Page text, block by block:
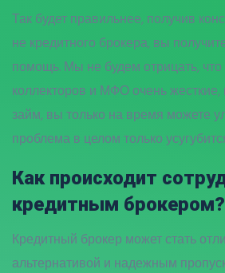
Так будет правильнее, получив
не кредитного брокера, вы
помощь. Мы не будем отрицать,
коллекторов и МФО очень
займ, вы только на время можете
проблема в целом только
Как происходит
кредитным брокером?
Кредитный брокер может стать
альтернативой и надежным